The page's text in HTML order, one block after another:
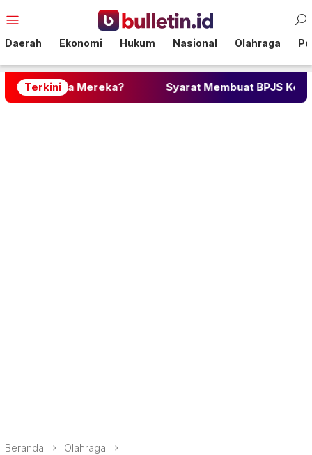
ke
Mobile
Daerah Ekonomi Hukum Nasional Olahraga
Terkini
Mereka? Syarat Membuat BPJS Kesehatan:
Beranda Olahraga